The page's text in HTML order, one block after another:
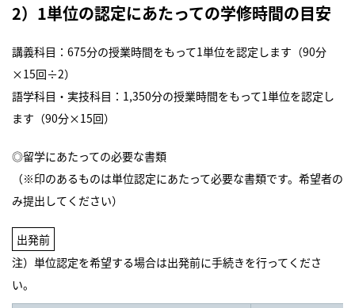
2）1単位の認定にあたっての学修時間の目安
講義科目：675分の授業時間をもって1単位を認定します（90分
×15回÷2）
語学科目・実技科目：1,350分の授業時間をもって1単位を認定し
ます（90分×15回）
◎留学にあたっての必要な書類
（※印のあるものは単位認定にあたって必要な書類です。希望者の
み提出してください）
出発前
注）単位認定を希望する場合は出発前に手続きを行ってくださ
い。